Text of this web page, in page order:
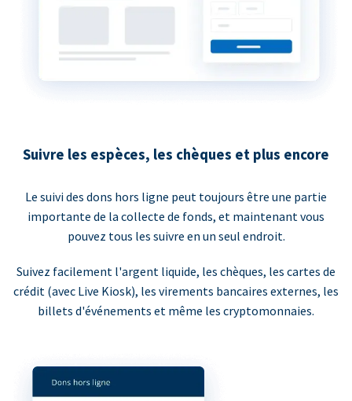
Suivre les espèces, les chèques et plus encore
Le suivi des dons hors ligne peut toujours être une partie
importante de la collecte de fonds, et maintenant vous
pouvez tous les suivre en un seul endroit.
Suivez facilement l'argent liquide, les chèques, les cartes de
crédit (avec Live Kiosk), les virements bancaires externes, les
billets d'événements et même les cryptomonnaies.